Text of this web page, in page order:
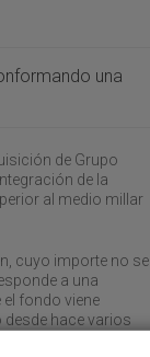
una
de Grupo
de la
al medio millar
cuyo importe no se
a una
el fondo viene
hace varios